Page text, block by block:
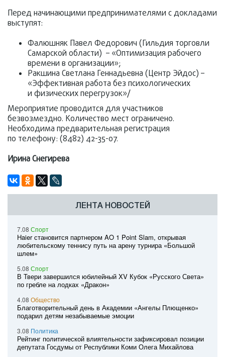
Перед начинающими предпринимателями с докладами
выступят:
Фалюшняк Павел Федорович (Гильдия торговли
Cамарской области) – «Оптимизация рабочего
времени в организации»;
Ракшина Светлана Геннадьевна (Центр Эйдос) –
«Эффективная работа без психологических
и физических перегрузок»/
Мероприятие проводится для участников
безвозмездно. Количество мест ограничено.
Необходима предварительная регистрация
по телефону: (8482) 42-35-07.
Ирина Снегирева
ЛЕНТА НОВОСТЕЙ
7.08 Спорт
Haier становится партнером AO 1 Point Slam, открывая
любительскому теннису путь на арену турнира «Большой
шлем»
5.08 Спорт
В Твери завершился юбилейный XV Кубок «Русского Света»
по гребле на лодках «Дракон»
4.08 Общество
Благотворительный день в Академии «Ангелы Плющенко»
подарил детям незабываемые эмоции
3.08 Политика
Рейтинг политической влиятельности зафиксировал позиции
депутата Госдумы от Республики Коми Олега Михайлова